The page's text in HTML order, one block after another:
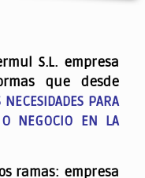
S.L. empresa
que desde
PARA
NEGOCIO EN LA
ramas: empresa